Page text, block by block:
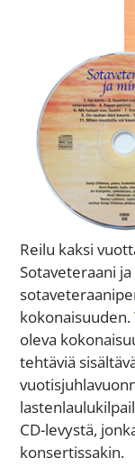
Reilu kaksi
Sotaveteraani
kokonaisuuden.
oleva
tehtäviä
CD-levystä,
konsertissakin.